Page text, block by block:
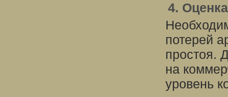
4.
потерей
простоя.
на
уровень